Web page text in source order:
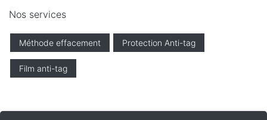
Nos services
Méthode effacement Protection Anti-tag
Film anti-tag